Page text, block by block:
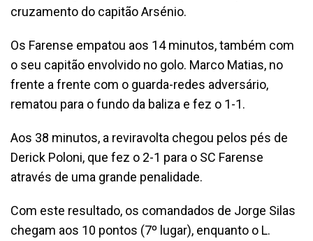
cruzamento do capitão Arsénio.
Os Farense empatou aos 14 minutos, também com
o seu capitão envolvido no golo. Marco Matias, no
frente a frente com o guarda-redes adversário,
rematou para o fundo da baliza e fez o 1-1.
Aos 38 minutos, a reviravolta chegou pelos pés de
Derick Poloni, que fez o 2-1 para o SC Farense
através de uma grande penalidade.
Com este resultado, os comandados de Jorge Silas
chegam aos 10 pontos (7º lugar), enquanto o L.